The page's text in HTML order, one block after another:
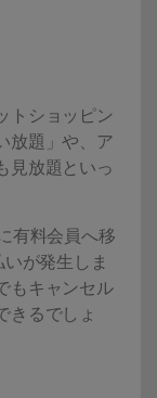
トショッピン
放題」や、ア
見放題といっ
有料会員へ移
が発生しま
もキャンセル
きるでしょ